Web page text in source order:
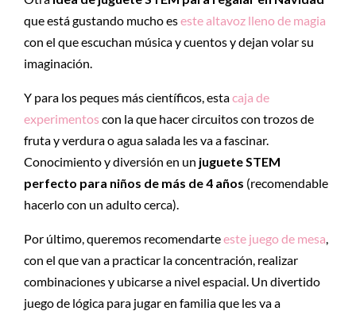
que está gustando mucho eseste altavoz lleno de magia
con el que escuchan música y cuentos y dejan volar su
imaginación.
Y para los peques más científicos, estacaja de
experimentos con la que hacer circuitos con trozos de
fruta y verdura o agua salada les va a fascinar.
Conocimiento y diversión en un juguete STEM
perfecto para niños de más de 4 años (recomendable
hacerlo con un adulto cerca).
Por último, queremos recomendarteeste juego de mesa
con el que van a practicar la concentración, realizar
combinaciones y ubicarse a nivel espacial. Un divertido
juego de lógica para jugar en familia que les va a